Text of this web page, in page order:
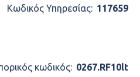
Κωδικός Υπηρεσίας: 117659
κωδικός: 0267.RF10lt